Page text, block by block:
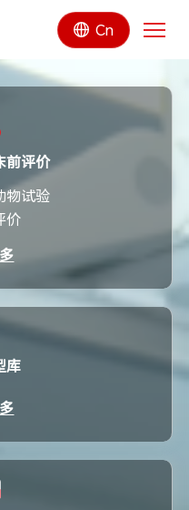
Cn
前评价
物试验
价
库